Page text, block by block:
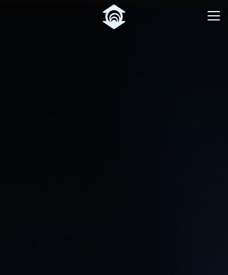
Pular para o Conteúdo principal